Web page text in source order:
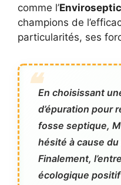
comme l’
champions de
particularités, ses
En choisissant
d’épuration pour
fosse septique,
hésité à cause
Finalement,
écologique